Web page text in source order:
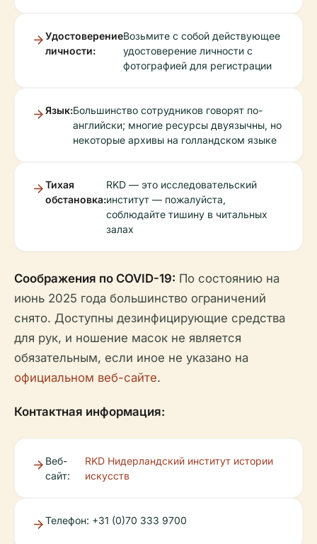
Удостоверение
личности:
Возьмите с собой действующее
удостоверение личности с
фотографией для регистрации
Язык:Большинство сотрудников говорят по-
английски; многие ресурсы двуязычны, но
некоторые архивы на голландском языке
Тихая
обстановка:
RKD — это исследовательский
институт — пожалуйста,
соблюдайте тишину в читальных
залах
Соображения по COVID-19: По состоянию на
июнь 2025 года большинство ограничений
снято. Доступны дезинфицирующие средства
для рук, и ношение масок не является
обязательным, если иное не указано на
официальном веб-сайте.
Контактная информация:
Веб-
сайт:
RKD Нидерландский институт истории
искусств
Телефон: +31 (0)70 333 9700